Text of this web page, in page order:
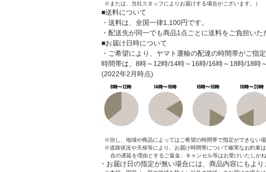
※または、当社スタッフによりお届けする場合がございます。）
■送料について
・送料は、全国一律1,100円です。
・配送先が同一でも商品1点ごとに送料をご負担いた
■お届け日時について
・ご希望により、ヤマト運輸の配達の時間帯がご指
時間帯は、8時～12時/14時～16時/16時～18時/18時
(2022年2月時点)
※但し、地域や商品によってはご希望の時間帯で指定ができない
※道路状況や天候等により、お届け時間帯について確実なお約束
合の遅延を理由とするご返金、キャンセル等はお受けいたしかね
・お届け日の指定が無い場合には、商品内容にもより